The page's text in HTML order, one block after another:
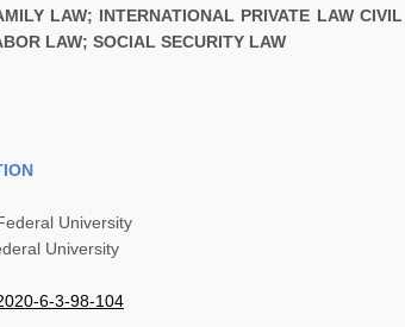
LAW; INTERNATIONAL PRIVATE LAW CIVIL
LAW; SOCIAL SECURITY LAW
University
University
6-3-98-104